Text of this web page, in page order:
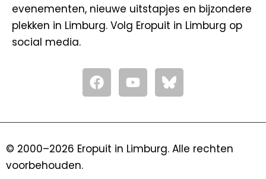
evenementen, nieuwe uitstapjes en bijzondere
plekken in Limburg. Volg Eropuit in Limburg op
social media.
F
a
c
o
Y
o
u
b
© 2000–2026 Eropuit in Limburg. Alle rechten
voorbehouden.